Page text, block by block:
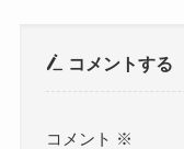
コメントする
コメント ※